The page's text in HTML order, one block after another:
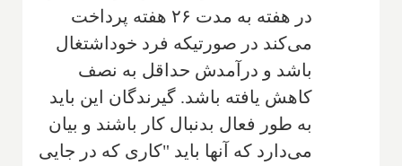
در هفته به مدت ۲۶ هفته پرداخت
می‌کند در صورتیکه فرد خوداشتغال
باشد و درآمدش حداقل به نصف
کاهش یافته باشد. گیرندگان این باید
به طور فعال بدنبال کار باشند و بیان
می‌دارد که آنها باید "کاری که در جایی